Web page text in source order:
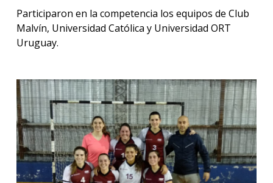
Participaron en la competencia los equipos de Club
Malvín, Universidad Católica y Universidad ORT
Uruguay.